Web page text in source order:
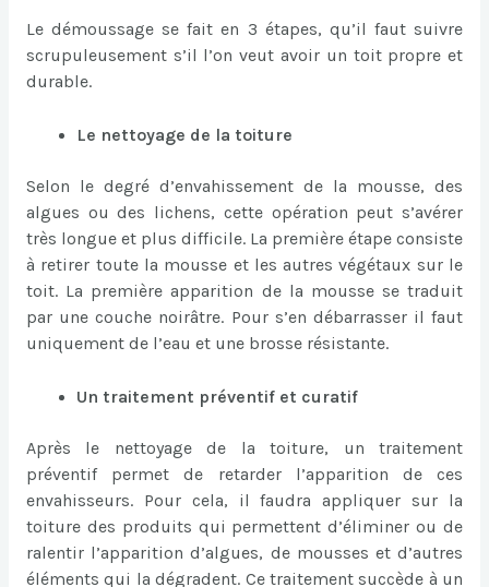
Le démoussage se fait en 3 étapes, qu’il faut suivre
scrupuleusement s’il l’on veut avoir un toit propre et
durable.
Le nettoyage de la toiture
Selon le degré d’envahissement de la mousse, des
algues ou des lichens, cette opération peut s’avérer
très longue et plus difficile. La première étape consiste
à retirer toute la mousse et les autres végétaux sur le
toit. La première apparition de la mousse se traduit
par une couche noirâtre. Pour s’en débarrasser il faut
uniquement de l’eau et une brosse résistante.
Un traitement préventif et curatif
Après le nettoyage de la toiture, un traitement
préventif permet de retarder l’apparition de ces
envahisseurs. Pour cela, il faudra appliquer sur la
toiture des produits qui permettent d’éliminer ou de
ralentir l’apparition d’algues, de mousses et d’autres
éléments qui la dégradent. Ce traitement succède à un